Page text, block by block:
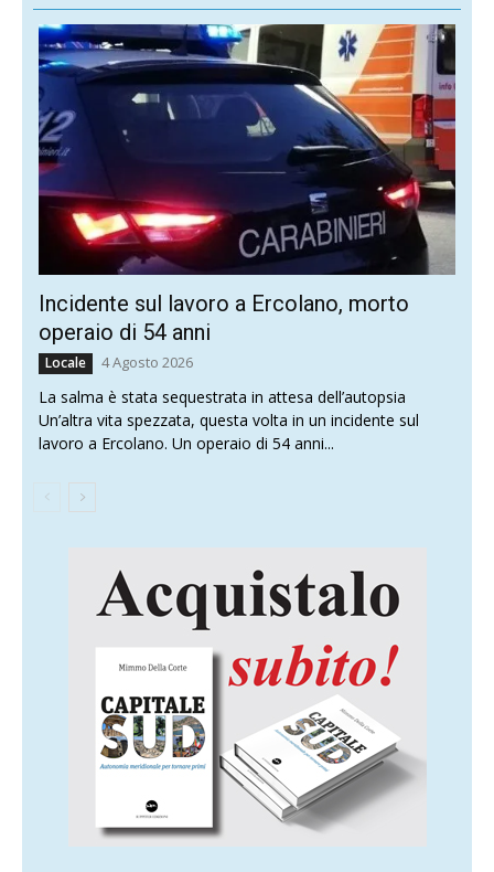
Incidente sul lavoro a Ercolano, morto
operaio di 54 anni
Locale 4 Agosto 2026
La salma è stata sequestrata in attesa dell’autopsia
Un’altra vita spezzata, questa volta in un incidente sul
lavoro a Ercolano. Un operaio di 54 anni...